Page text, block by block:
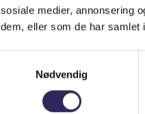
sosiale medier, annonsering
dem, eller som de har samlet
Nødvendig